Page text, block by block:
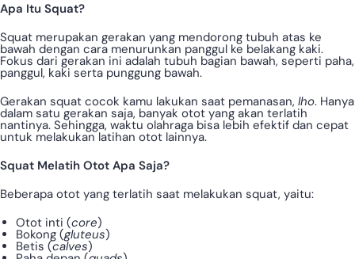
Apa Itu Squat?
Squat merupakan gerakan yang mendorong tubuh atas ke
bawah dengan cara menurunkan panggul ke belakang kaki.
Fokus dari gerakan ini adalah tubuh bagian bawah, seperti paha,
panggul, kaki serta punggung bawah.
Gerakan squat cocok kamu lakukan saat pemanasan, lho. Hanya
dalam satu gerakan saja, banyak otot yang akan terlatih
nantinya. Sehingga, waktu olahraga bisa lebih efektif dan cepat
untuk melakukan latihan otot lainnya.
Squat Melatih Otot Apa Saja?
Beberapa otot yang terlatih saat melakukan squat, yaitu:
Otot inti (core)
Bokong (gluteus)
Betis (calves)